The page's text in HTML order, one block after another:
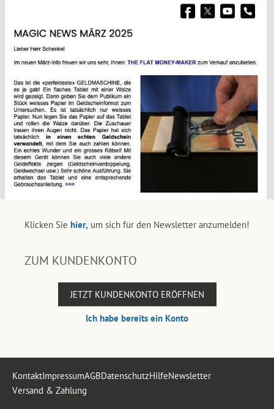
Klicken Sie hier, um sich für den Newsletter anzumelden!
ZUM KUNDENKONTO
JETZT KUNDENKONTO ERÖFFNEN
Ich habe bereits ein Konto
KontaktImpressumAGBDatenschutzHilfeNewsletter
Versand & Zahlung